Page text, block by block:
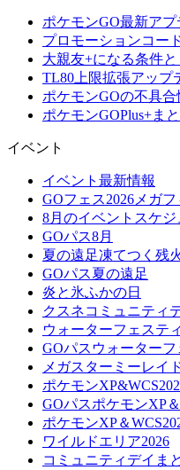
ポケモンGO最新アプ
プロモーションコー
大親友+になる条件
TL80上限拡張アップ
ポケモンGOの不具合
ポケモンGOPlus+ま
イベント
イベント最新情報
GOフェス2026メガフ
8月のイベントスケジ
GOパス8月
夏の遠足凍てつく残
GOパス夏の遠足
炎と氷ふかの日
クスネコミュニティ
ウォーターフェステ
GOパスウォーターフ
メガスターミーレイ
ポケモン
GOパスポケモンXP
ポケモンXP＆
ワイルドエリア2026
コミュニティデイま